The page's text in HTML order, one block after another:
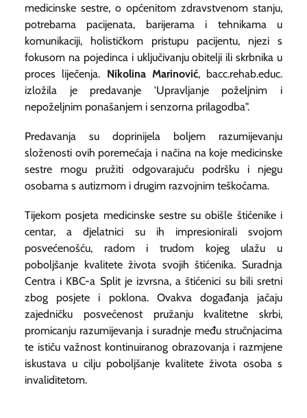
medicinske sestre, o općenitom zdravstvenom stanju,
potrebama pacijenata, barijerama i tehnikama u
komunikaciji, holističkom pristupu pacijentu, njezi s
fokusom na pojedinca i uključivanju obitelji ili skrbnika u
proces liječenja. Nikolina Marinović, bacc.rehab.educ.
izložila je predavanje 'Upravljanje poželjnim i
nepoželjnim ponašanjem i senzorna prilagodba".
Predavanja su doprinijela boljem razumijevanju
složenosti ovih poremećaja i načina na koje medicinske
sestre mogu pružiti odgovarajuću podršku i njegu
osobama s autizmom i drugim razvojnim teškoćama.
Tijekom posjeta medicinske sestre su obišle štićenike i
centar, a djelatnici su ih impresionirali svojom
posvećenošću, radom i trudom kojeg ulažu u
poboljšanje kvalitete života svojih štićenika. Suradnja
Centra i KBC-a Split je izvrsna, a štićenici su bili sretni
zbog posjete i poklona. Ovakva događanja jačaju
zajedničku posvećenost pružanju kvalitetne skrbi,
promicanju razumijevanja i suradnje među stručnjacima
te ističu važnost kontinuiranog obrazovanja i razmjene
iskustava u cilju poboljšanje kvalitete života osoba s
invaliditetom.